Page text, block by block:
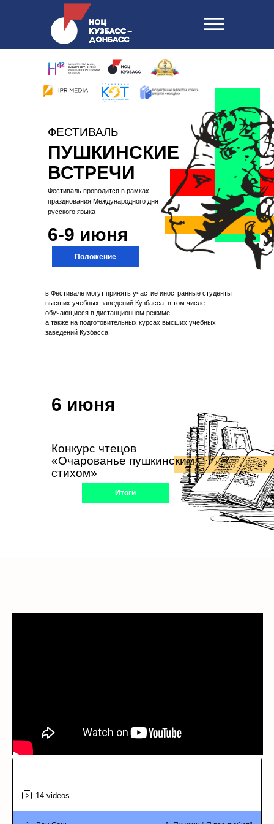
Положение
ФЕСТИВАЛЬ
ПУШКИНСКИЕ
ВСТРЕЧИ
Фестиваль проводится в рамках
празднования Международного дня
русского языка
6-9 июня
в Фестивале могут принять участие иностранные студенты
высших учебных заведений Кузбасса, в том числе
обучающиеся в дистанционном режиме,
а также на подготовительных курсах высших учебных
заведений Кузбасса
Конкурс чтецов
«Очарованье пушкинским
стихом»
6 июня
Итоги
14 videos